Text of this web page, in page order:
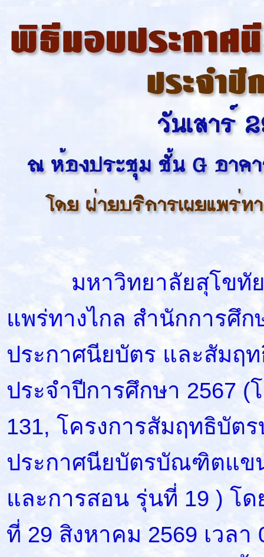
มหาวิทยาลัยสุโขทัยธ
แพร่ทางไกล สำนักการศึ
ประกาศนียบัตร และสัมฤ
ประจำปีการศึกษา 2567
131, โครงการสัมฤทธิบั
ประกาศนียบัตรบัณฑิตแข
และการสอน รุ่นที่ 19 ) โ
ที่ 29 สิงหาคม 2569 เวล